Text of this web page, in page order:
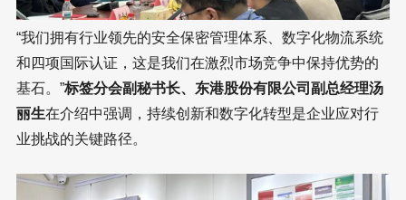
“我们拥有行业领先的安全保密管理体系、数字化物流系统
和四项国际认证，这是我们在激烈市场竞争中保持优势的
基石。”标签分会副秘书长、东港股份有限公司副总经理汤
丽生在介绍中强调，持续创新和数字化转型是企业应对行
业挑战的关键路径。